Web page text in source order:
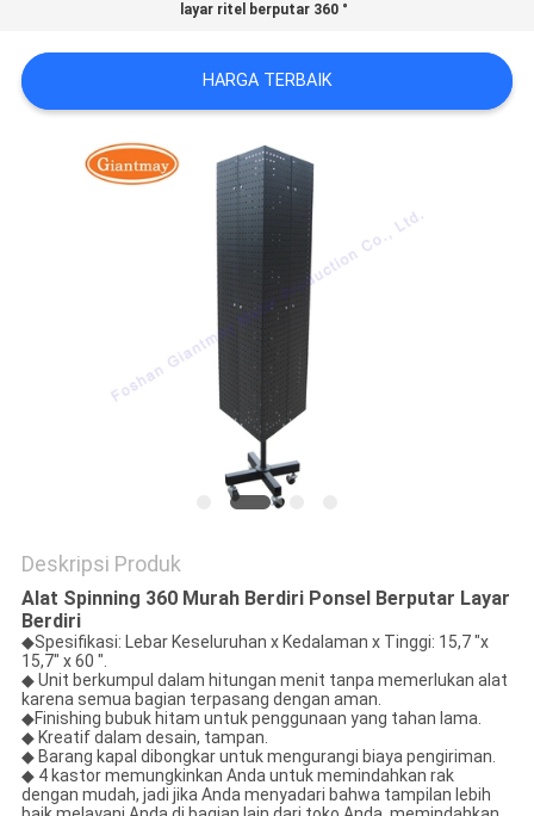
PRIVACY
POLICY
layar ritel berputar 360 °
HARGA TERBAIK
Deskripsi Produk
Alat Spinning 360 Murah Berdiri Ponsel Berputar Layar
Berdiri
◆Spesifikasi: Lebar Keseluruhan x Kedalaman x Tinggi: 15,7 "x
15,7" x 60 ".
◆ Unit berkumpul dalam hitungan menit tanpa memerlukan alat
karena semua bagian terpasang dengan aman.
◆Finishing bubuk hitam untuk penggunaan yang tahan lama.
◆ Kreatif dalam desain, tampan.
◆ Barang kapal dibongkar untuk mengurangi biaya pengiriman.
◆ 4 kastor memungkinkan Anda untuk memindahkan rak
dengan mudah, jadi jika Anda menyadari bahwa tampilan lebih